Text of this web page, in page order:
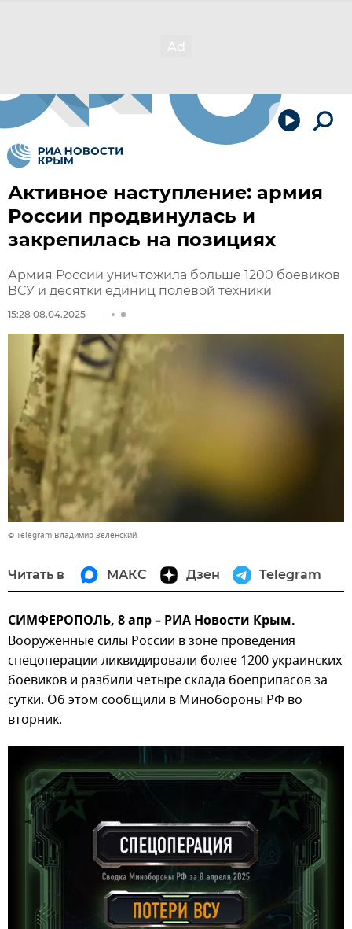
Активное наступление: армия
России продвинулась и
закрепилась на позициях
Армия России уничтожила больше 1200 боевиков
ВСУ и десятки единиц полевой техники
15:28 08.04.2025
© Telegram Владимир Зеленский
Читать в МАКС Дзен Telegram
СИМФЕРОПОЛЬ, 8 апр – РИА Новости Крым.
Вооруженные силы России в зоне проведения
спецоперации ликвидировали более 1200 украинских
боевиков и разбили четыре склада боеприпасов за
сутки. Об этом сообщили в Минобороны РФ во
вторник.